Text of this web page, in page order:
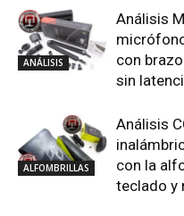
ANÁLISIS
Análisis
con
sin
ALFOMBRILLAS
Análisis
con la
teclado y